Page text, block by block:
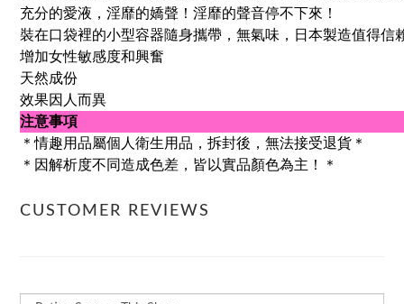
充分的愛液，淫靡的嬌聲！淫靡的聲音停不下來！
裝在口袋裡的小型容器隨身攜帶，無氣味，日本製造值得信
增加女性敏感度和興奮
天然成份
效果因人而異
注意事項
＊情趣用品屬個人衛生用品，拆封後，無法接受退貨＊
＊因解析度不同造成色差，皆以實品顏色為主！＊
CUSTOMER REVIEWS